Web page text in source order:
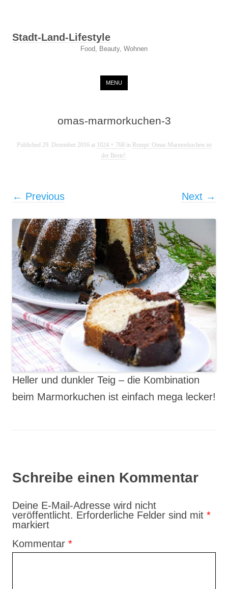
Stadt-Land-Lifestyle
Food, Beauty, Wohnen
MENU
omas-marmorkuchen-3
Published 29. Dezember 2016at 1024 × 768in Rezept: Omas Marmorkuchen ist
der Beste!.
← Previous Next →
Heller und dunkler Teig – die Kombination
beim Marmorkuchen ist einfach mega lecker!
Schreibe einen Kommentar
Deine E-Mail-Adresse wird nicht
veröffentlicht. Erforderliche Felder sind mit *
markiert
Kommentar *